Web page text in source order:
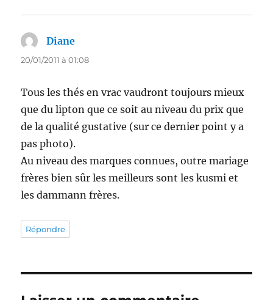
Diane
20/01/2011 à 01:08
Tous les thés en vrac vaudront toujours mieux
que du lipton que ce soit au niveau du prix que
de la qualité gustative (sur ce dernier point y a
pas photo).
Au niveau des marques connues, outre mariage
frères bien sûr les meilleurs sont les kusmi et
les dammann frères.
Répondre